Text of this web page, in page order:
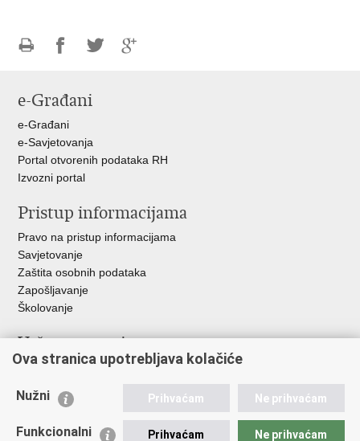
FacebookuTwitteru
e-Građani
e-Građani
e-Savjetovanja
Portal otvorenih podataka RH
Izvozni portal
Pristup informacijama
Pravo na pristup informacijama
Savjetovanje
Zaštita osobnih podataka
Zapošljavanje
Školovanje
Važne poveznice
Ministarstvo unutarnjih poslova
Udruge
Policijska akademija
Ova stranica upotrebljava kolačiće
Nužni Prihvaćam Ne prihvaćam
Funkcionalni Prihvaćam Ne prihvaćam